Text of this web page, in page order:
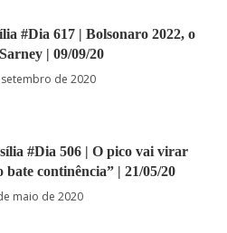
#Dia 617 | Bolsonaro 2022, o
| 09/09/20
de 2020
#Dia 506 | O pico vai virar
bate continência” | 21/05/20
maio de 2020